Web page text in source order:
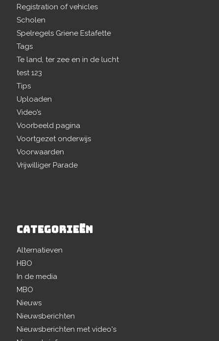
Registration of vehicles
Scholen
Spelregels Griene Estafette
Tags
Te land, ter zee en in de lucht
test 123
Tips
Uploaden
Video’s
Voorbeeld pagina
Voortgezet onderwijs
Voorwaarden
Vrijwilliger Parade
CATEGORIEËN
Alternatieven
HBO
In de media
MBO
Nieuws
Nieuwsberichten
Nieuwsberichten met video's